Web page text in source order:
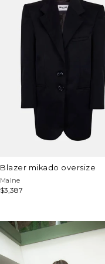
blazer mikado oversize
Proveedor:
Malne
Precio
$3,387